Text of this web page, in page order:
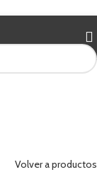
Volver a productos